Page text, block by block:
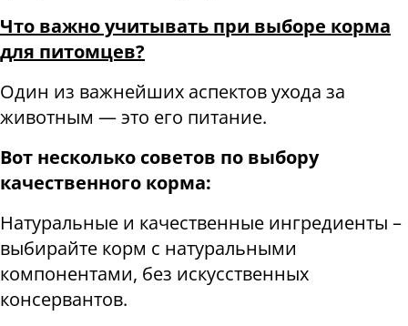
Что важно учитывать при выборе корма
для питомцев?
Один из важнейших аспектов ухода за
животным — это его питание.
Вот несколько советов по выбору
качественного корма:
Натуральные и качественные ингредиенты –
выбирайте корм с натуральными
компонентами, без искусственных
консервантов.